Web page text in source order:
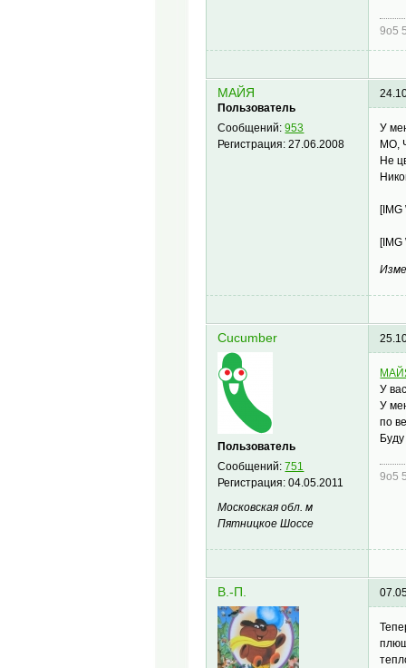
9о5
МАЙЯ
Пользователь
Сообщений:953
Регистрация:27.06.2008
У
МО,
Не
[IMG
[IMG
Cucumber
Пользователь
Сообщений:751
Регистрация:04.05.2011
Московская обл. м
Пятницкое Шоссе
У
У
по
9о5
В.-П.